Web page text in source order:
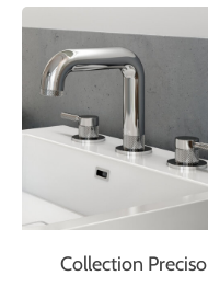
Collection Preciso